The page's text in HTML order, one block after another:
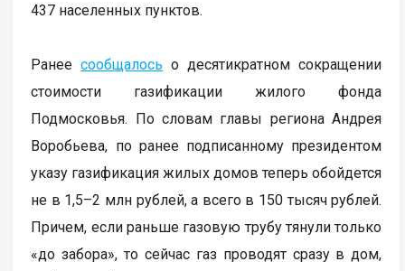
437 населенных пунктов.
Ранеесообщалось о десятикратном сокращении
стоимости газификации жилого фонда
Подмосковья. По словам главы региона Андрея
Воробьева, по ранее подписанному президентом
указу газификация жилых домов теперь обойдется
не в 1,5–2 млн рублей, а всего в 150 тысяч рублей.
Причем, если раньше газовую трубу тянули только
«до забора», то сейчас газ проводят сразу в дом,